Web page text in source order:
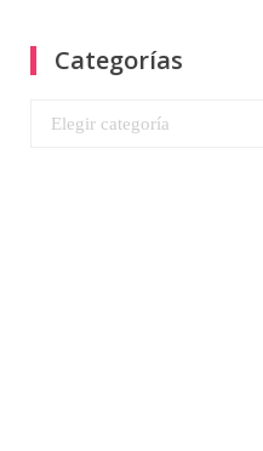
Categorías
Categorías